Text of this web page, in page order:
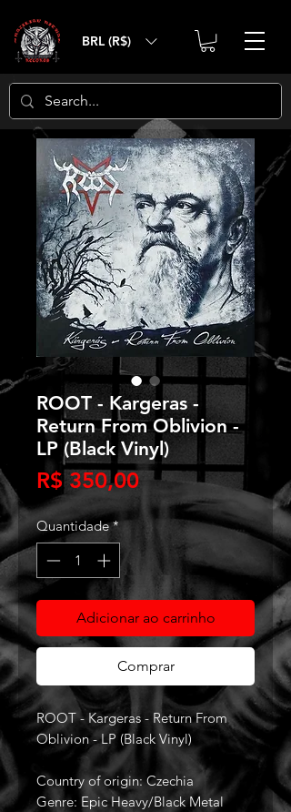
BRL (R$)
ROOT - Kargeras -
Return From Oblivion -
LP (Black Vinyl)
R$ 350,00Preço
Quantidade *
Adicionar ao carrinho
Comprar
ROOT - Kargeras - Return From
Oblivion - LP (Black Vinyl)
Country of origin: Czechia
Genre: Epic Heavy/Black Metal